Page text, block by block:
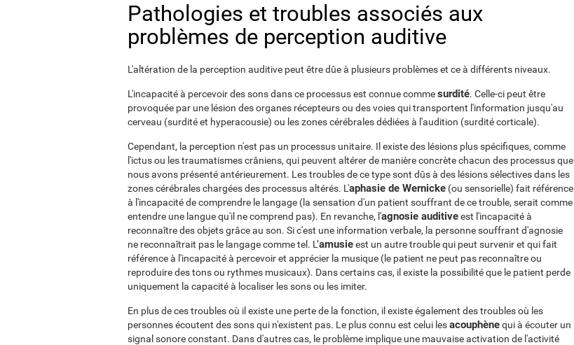
Pathologies et troubles associés aux
problèmes de perception auditive
L'altération de la perception auditive peut être dûe à plusieurs problèmes et ce à différents niveaux.
L'incapacité à percevoir des sons dans ce processus est connue commesurdité. Celle-ci peut être
provoquée par une lésion des organes récepteurs ou des voies qui transportent l'information jusqu'au
cerveau (surdité et hyperacousie) ou les zones cérébrales dédiées à l'audition (surdité corticale).
Cependant, la perception n'est pas un processus unitaire. Il existe des lésions plus spécifiques, comme
l'ictus ou les traumatismes crâniens, qui peuvent altérer de manière concrète chacun des processus que
nous avons présenté antérieurement. Les troubles de ce type sont dûs à des lésions sélectives dans les
zones cérébrales chargées des processus altérés. L'aphasie de Wernicke (ou sensorielle) fait référence
à l'incapacité de comprendre le langage (la sensation d'un patient souffrant de ce trouble, serait comme
entendre une langue qu'il ne comprend pas). En revanche, l'agnosie auditiveest l'incapacité à
reconnaître des objets grâce au son. Si c'est une information verbale, la personne souffrant d'agnosie
ne reconnaîtrait pas le langage comme tel. L’amusieest un autre trouble qui peut survenir et qui fait
référence à l'incapacité à percevoir et apprécier la musique (le patient ne peut pas reconnaître ou
reproduire des tons ou rythmes musicaux). Dans certains cas, il existe la possibilité que le patient perde
uniquement la capacité à localiser les sons ou les imiter.
En plus de ces troubles où il existe une perte de la fonction, il existe également des troubles où les
personnes écoutent des sons qui n'existent pas. Le plus connu est celui lesacouphènequi à écouter un
signal sonore constant. Dans d'autres cas, le problème implique une mauvaise activation de l'activité